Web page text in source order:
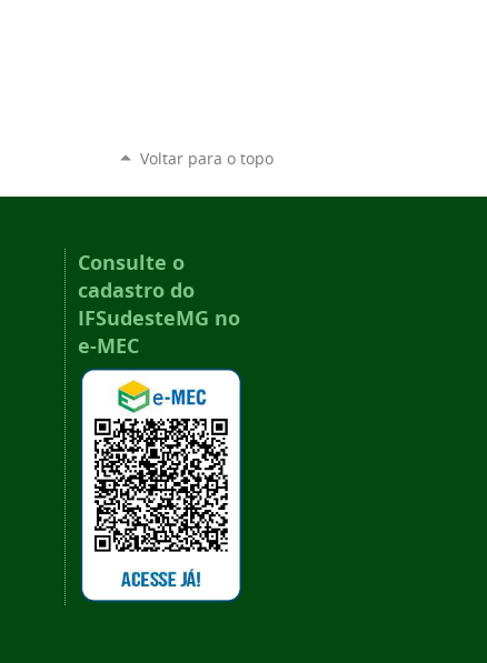
Voltar para o topo
Consulte o
cadastro do
IFSudesteMG no
e-MEC